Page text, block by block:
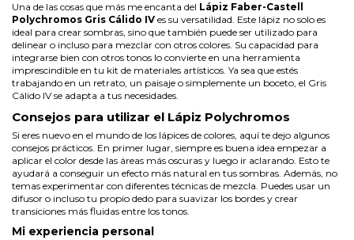
Una de las cosas que más me encanta del Lápiz Faber-Castell
Polychromos Gris Cálido IV es su versatilidad. Este lápiz no solo es
ideal para crear sombras, sino que también puede ser utilizado para
delinear o incluso para mezclar con otros colores. Su capacidad para
integrarse bien con otros tonos lo convierte en una herramienta
imprescindible en tu kit de materiales artísticos. Ya sea que estés
trabajando en un retrato, un paisaje o simplemente un boceto, el Gris
Cálido IV se adapta a tus necesidades.
Consejos para utilizar el Lápiz Polychromos
Si eres nuevo en el mundo de los lápices de colores, aquí te dejo algunos
consejos prácticos. En primer lugar, siempre es buena idea empezar a
aplicar el color desde las áreas más oscuras y luego ir aclarando. Esto te
ayudará a conseguir un efecto más natural en tus sombras. Además, no
temas experimentar con diferentes técnicas de mezcla. Puedes usar un
difusor o incluso tu propio dedo para suavizar los bordes y crear
transiciones más fluidas entre los tonos.
Mi experiencia personal